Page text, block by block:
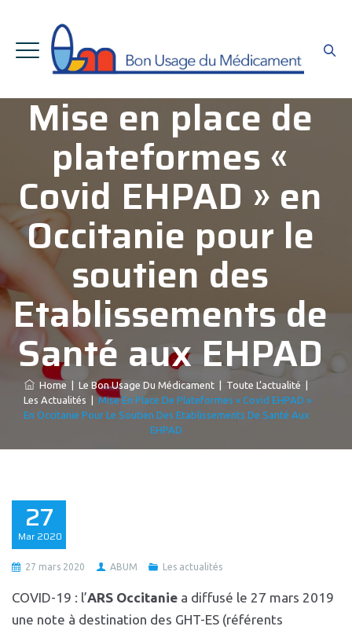
Mise en place de
plateformes «
Covid EHPAD » en
Occitanie pour le
soutien des
Etablissements de
Santé aux EHPAD
Home Le Bon Usage Du Médicament Toute L’actualité
Les Actualités
Mise En Place De Plateformes « Covid EHPAD »
En Occitanie Pour Le Soutien Des Etablissements De Santé Aux
EHPAD
27
Mar 2020
27 mars 2020 ABUM Les actualités
COVID-19 : l’ARS Occitanie a diffusé le 27 mars 2019
une note à destination des GHT-ES (référents